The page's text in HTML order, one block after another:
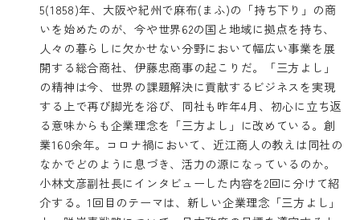
5(1858)年、大阪や紀州で麻布(まふ)の「持ち下り」の商
いを始めたのが、今や世界62の国と地域に拠点を持ち、
人々の暮らしに欠かせない分野において幅広い事業を展
開する総合商社、伊藤忠商事の起こりだ。「三方よし」
の精神は今、世界の課題解決に貢献するビジネスを実現
する上で再び脚光を浴び、同社も昨年4月、初心に立ち返
る意味からも企業理念を「三方よし」に改めている。創
業160余年。コロナ禍において、近江商人の教えは同社の
なかでどのように息づき、活力の源になっているのか。
小林文彦副社長にインタビューした内容を2回に分けて紹
介する。1回目のテーマは、新しい企業理念「三方よし」